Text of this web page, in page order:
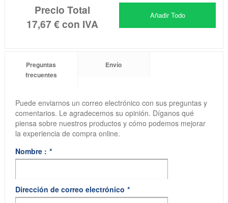
Precio Total
17,67 €con IVA
Añadir Todo
Preguntas
frecuentes
Envío
Puede enviarnos un correo electrónico con sus preguntas y
comentarios. Le agradecemos su opinión. Díganos qué
piensa sobre nuestros productos y cómo podemos mejorar
la experiencia de compra online.
Nombre : *
Dirección de correo electrónico *